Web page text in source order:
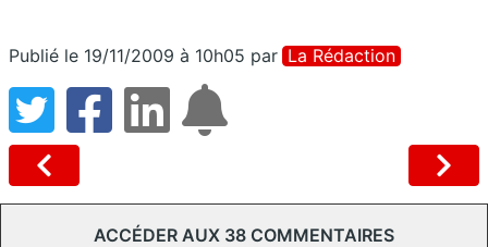
Publié le 19/11/2009 à 10h05 par La Rédaction
ACCÉDER AUX 38 COMMENTAIRES